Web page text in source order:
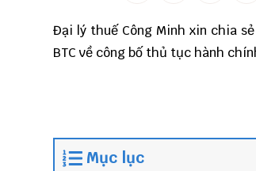
Đại lý thuế Công Minh xin chia
BTC về công bố thủ tục hành
Mục lục